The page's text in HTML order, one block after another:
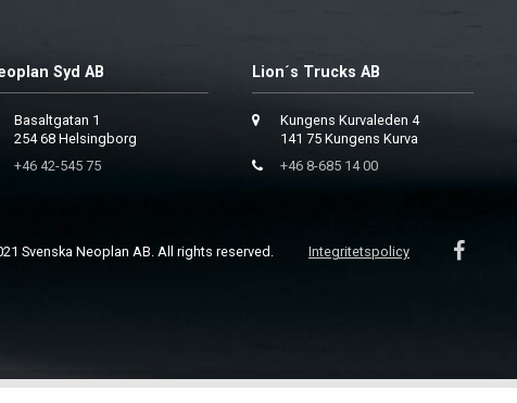
Syd AB
Basaltgatan 1
254 68 Helsingborg
+46 42-545 75
Lion´s Trucks AB
Kungens Kurvaleden 4
141 75 Kungens Kurva
+46 8-685 14 00
Svenska Neoplan AB. All rights reserved. Integritetspolicy